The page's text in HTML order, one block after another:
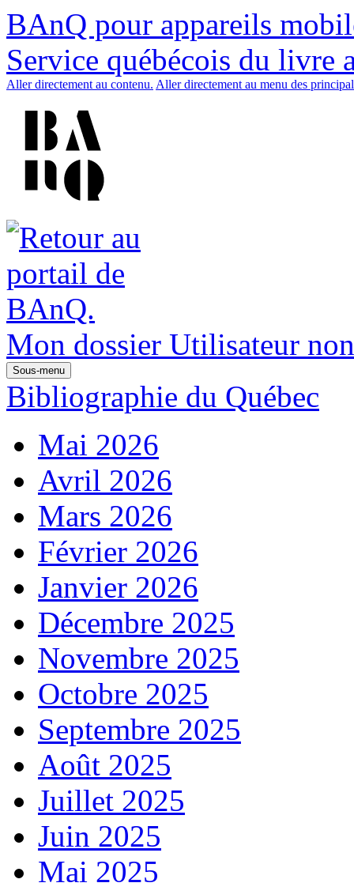
BAnQ pour appareils
Service québécois du livre
Aller directement au contenu. Aller directement au menu des
Mon dossier Utilisateur
Sous-menu
Bibliographie du Québec
Mai 2026
Avril 2026
Mars 2026
Février 2026
Janvier 2026
Décembre 2025
Novembre 2025
Octobre 2025
Septembre 2025
Août 2025
Juillet 2025
Juin 2025
Mai 2025